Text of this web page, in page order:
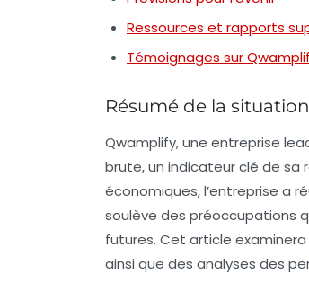
Ressources et rapports
Témoignages sur
Résumé de la situation
Qwamplify, une entreprise
brute, un indicateur clé de
économiques, l’entreprise a
soulève des préoccupations
futures. Cet article
ainsi que des analyses des